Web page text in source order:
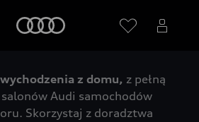
Partnera Audi
z domu, z pełną
Audi samochodów
Skorzystaj z doradztwa